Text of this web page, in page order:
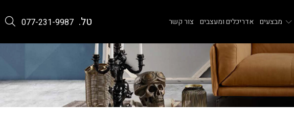
מבצעים אדריכלים ומעצבים צור קשר טל. 077-231-9987